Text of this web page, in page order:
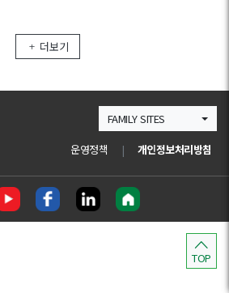
더보기
FAMILY SITES
운영정책 | 개인정보처리방침
TOP